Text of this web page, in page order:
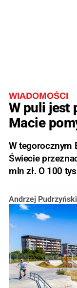
WIADOMOŚCI
W puli jest
Macie
W tegorocznym
Świecie
mln zł. O 100
Andrzej Pudrzyński